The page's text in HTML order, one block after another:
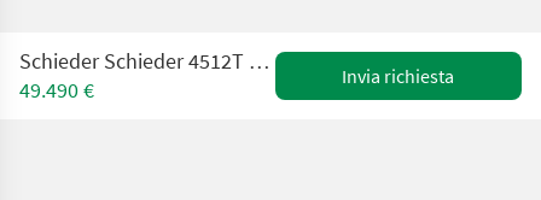
Schieder Schieder 4512T Teleskoplader --4Rad Lenkung--4x4
49.490 €
Invia richiesta